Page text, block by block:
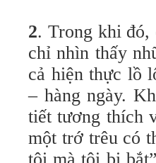
2. Trong khi đó,
chỉ nhìn thấy
cả hiện thực lồ
– hàng ngày.
tiết tương thích
một trớ trêu có